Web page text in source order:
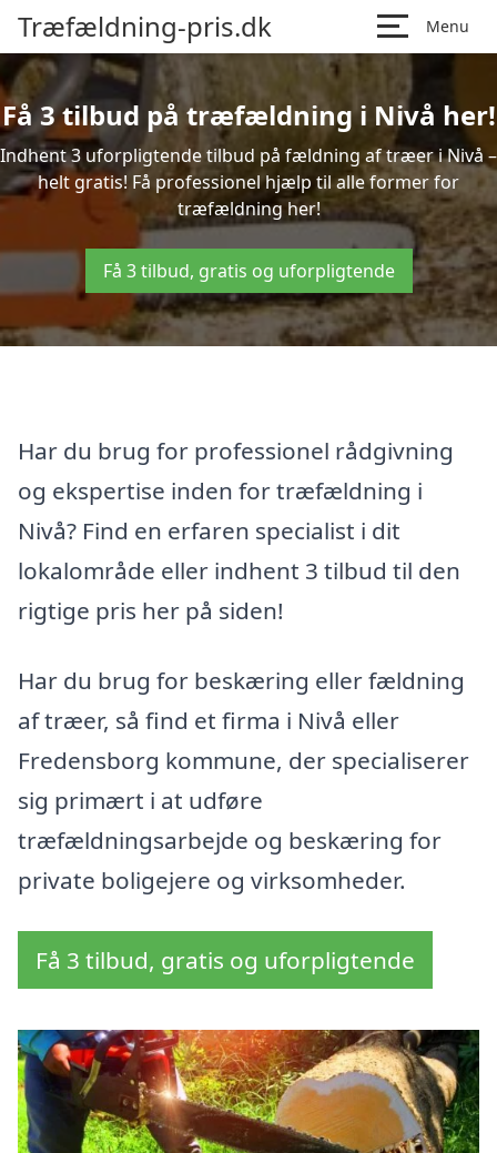
Træfældning-pris.dk Menu
Få 3 tilbud på træfældning i Nivå her!
Indhent 3 uforpligtende tilbud på fældning af træer i Nivå –
helt gratis! Få professionel hjælp til alle former for
træfældning her!
Få 3 tilbud, gratis og uforpligtende
Har du brug for professionel rådgivning
og ekspertise inden for træfældning i
Nivå? Find en erfaren specialist i dit
lokalområde eller indhent 3 tilbud til den
rigtige pris her på siden!
Har du brug for beskæring eller fældning
af træer, så find et firma i Nivå eller
Fredensborg kommune, der specialiserer
sig primært i at udføre
træfældningsarbejde og beskæring for
private boligejere og virksomheder.
Få 3 tilbud, gratis og uforpligtende